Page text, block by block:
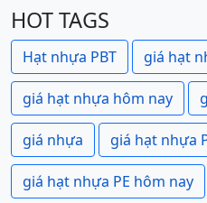
HOT TAGS
Hạt nhựa PBT giá hạt
giá hạt nhựa hôm nay
giá nhựa giá hạt nhựa
giá hạt nhựa PE hôm nay